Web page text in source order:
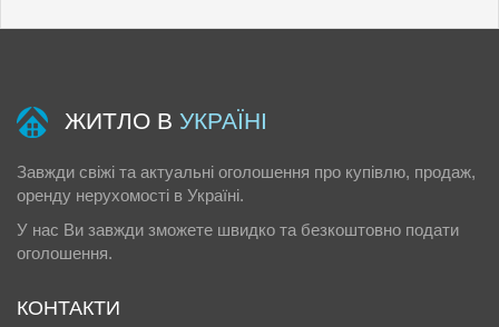
ЖИТЛО В УКРАЇНІ
Завжди свіжі та актуальні оголошення про купівлю, продаж,
оренду нерухомості в Україні.
У нас Ви завжди зможете швидко та безкоштовно подати
оголошення.
КОНТАКТИ